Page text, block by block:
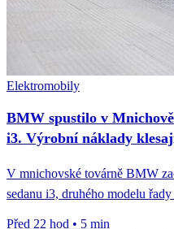
Elektromobily
BMW spustilo v
i3. Výrobní náklady
V mnichovské továrně BMW
sedanu i3, druhého modelu
Před 22 hod • 5 min